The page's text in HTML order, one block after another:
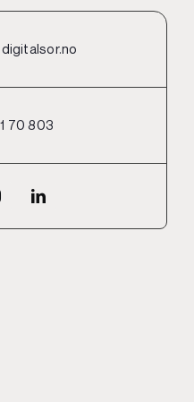
70 803